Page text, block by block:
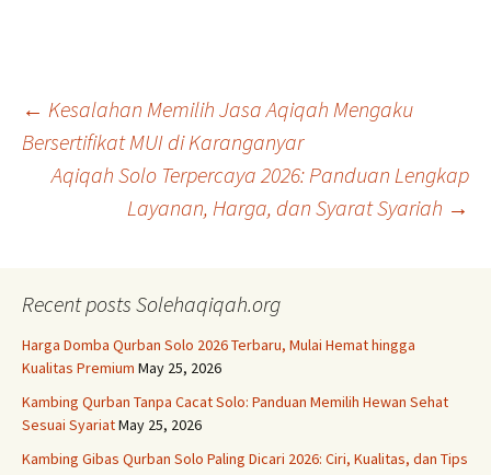
Post
navigation
← Kesalahan Memilih Jasa Aqiqah Mengaku
Bersertifikat MUI di Karanganyar
Aqiqah Solo Terpercaya 2026: Panduan Lengkap
Layanan, Harga, dan Syarat Syariah →
Recent posts Solehaqiqah.org
Harga Domba Qurban Solo 2026 Terbaru, Mulai Hemat hingga
Kualitas Premium May 25, 2026
Kambing Qurban Tanpa Cacat Solo: Panduan Memilih Hewan Sehat
Sesuai SyariatMay 25, 2026
Kambing Gibas Qurban Solo Paling Dicari 2026: Ciri, Kualitas, dan Tips